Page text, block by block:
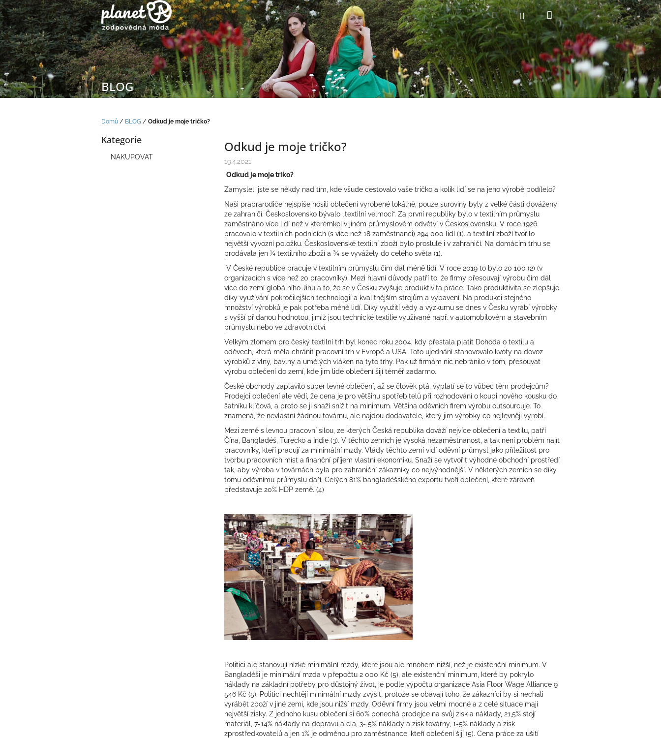
Přejít
na
obsah
HledatPřihlášeníNákupní
košík
BLOG
Domů / BLOG / Odkud je moje tričko?
Přeskočit
Kategorie
NAKUPOVAT
Odkud je moje tričko?
19.4.2021
Odkud je moje triko?
Zamysleli jste se někdy nad tím, kde všude cestovalo vaše tričko a kolik lidí se na jeho výrobě podílelo?
Naši praprarodiče nejspíše nosili oblečení vyrobené lokálně, pouze suroviny byly z velké části dováženy
ze zahraničí. Československo bývalo „textilní velmocí“. Za první republiky bylo v textilním průmyslu
zaměstnáno více lidí než v kterémkoliv jiném průmyslovém odvětví v Československu. V roce 1926
pracovalo v textilních podnicích (s více než 18 zaměstnanci) 294 000 lidí (1). a textilní zboží tvořilo
největší vývozní položku. Československé textilní zboží bylo proslulé i v zahraničí. Na domácím trhu se
prodávala jen ¼ textilního zboží a ¾ se vyvážely do celého světa (1).
V České republice pracuje v textilním průmyslu čím dál méně lidí. V roce 2019 to bylo 20 100 (2) (v
organizacích s více než 20 pracovníky). Mezi hlavní důvody patří to, že firmy přesouvají výrobu čím dál
více do zemí globálního Jihu a to, že se v Česku zvyšuje produktivita práce. Tako produktivita se zlepšuje
díky využívání pokročilejších technologií a kvalitnějším strojům a vybavení. Na produkci stejného
množství výrobků je pak potřeba méně lidí. Díky využití vědy a výzkumu se dnes v Česku vyrábí výrobky
s vyšší přidanou hodnotou, jimiž jsou technické textilie využívané např. v automobilovém a stavebním
průmyslu nebo ve zdravotnictví.
Velkým zlomem pro český textilní trh byl konec roku 2004, kdy přestala platit Dohoda o textilu a
oděvech, která měla chránit pracovní trh v Evropě a USA. Toto ujednání stanovovalo kvóty na dovoz
výrobků z vlny, bavlny a umělých vláken na tyto trhy. Pak už firmám nic nebránilo v tom, přesouvat
výrobu oblečení do zemí, kde jim lidé oblečení šijí téměř zadarmo.
České obchody zaplavilo super levné oblečení, až se člověk ptá, vyplatí se to vůbec těm prodejcům?
Prodejci oblečení ale vědí, že cena je pro většinu spotřebitelů při rozhodování o koupi nového kousku do
šatníku klíčová, a proto se ji snaží snížit na minimum. Většina oděvních firem výrobu outsourcuje. To
znamená, že nevlastní žádnou továrnu, ale najdou dodavatele, který jim výrobky co nejlevněji vyrobí.
Mezi země s levnou pracovní silou, ze kterých Česká republika dováží nejvíce oblečení a textilu, patří
Čína, Bangladéš, Turecko a Indie (3). V těchto zemích je vysoká nezaměstnanost, a tak není problém najít
pracovníky, kteří pracují za minimální mzdy. Vlády těchto zemí vidí oděvní průmysl jako příležitost pro
tvorbu pracovních míst a finanční příjem vlastní ekonomiku. Snaží se vytvořit výhodné obchodní prostředí
tak, aby výroba v továrnách byla pro zahraniční zákazníky co nejvýhodnější. V některých zemích se díky
tomu oděvnímu průmyslu daří. Celých 81% bangladéšského exportu tvoří oblečení, které zároveň
představuje 20% HDP země. (4)
Politici ale stanovují nízké minimální mzdy, které jsou ale mnohem nižší, než je existenční minimum. V
Bangladéši je minimální mzda v přepočtu 2 000 Kč (5) , ale existenční minimum, které by pokrylo
náklady na základní potřeby pro důstojný život, je podle výpočtu organizace Asia Floor Wage Alliance 9
546 Kč (5). Politici nechtějí minimální mzdy zvýšit, protože se obávají toho, že zákazníci by si nechali
vyrábět zboží v jiné zemi, kde jsou nižší mzdy. Oděvní firmy jsou velmi mocné a z celé situace mají
největší zisky. Z jednoho kusu oblečení si 60% ponechá prodejce na svůj zisk a náklady, 21,5% stojí
materiál, 7-14% náklady na dopravu a cla, 3- 5% náklady a zisk továrny, 1-5% náklady a zisk
zprostředkovatelů a jen 1% je odměnou pro zaměstnance, kteří oblečení šijí (5). Cena práce za ušití